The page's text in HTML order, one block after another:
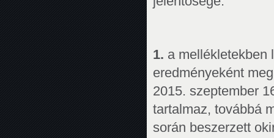
1. a mellékletekben
eredményeként
2015. szeptember
tartalmaz, továbbá
során beszerzett